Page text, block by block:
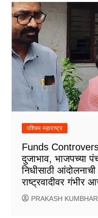
पश्चिम महाराष्ट्र
Funds
दुजाभाव, भाजपच्या
निधीसाठी
राष्ट्रवादीवर गंभीर
PRAKASH KUMBHAR